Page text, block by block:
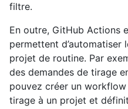
filtre.
En outre, GitHub Actions
permettent d’automatiser
projet de routine. Par
des demandes de tirage
pouvez créer un
tirage à un projet et